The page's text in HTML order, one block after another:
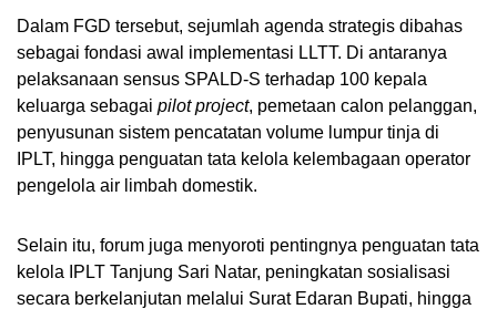
Dalam FGD tersebut, sejumlah agenda strategis dibahas
sebagai fondasi awal implementasi LLTT. Di antaranya
pelaksanaan sensus SPALD-S terhadap 100 kepala
keluarga sebagai pilot project, pemetaan calon pelanggan,
penyusunan sistem pencatatan volume lumpur tinja di
IPLT, hingga penguatan tata kelola kelembagaan operator
pengelola air limbah domestik.
Selain itu, forum juga menyoroti pentingnya penguatan tata
kelola IPLT Tanjung Sari Natar, peningkatan sosialisasi
secara berkelanjutan melalui Surat Edaran Bupati, hingga